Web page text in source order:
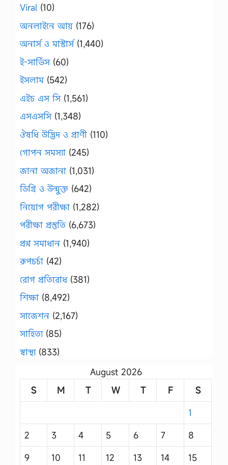
Viral (10)
অনলাইনে আয় (176)
অনার্স ও মাস্টার্স(1,440)
ই-সার্ভিস(60)
ইসলাম(542)
এইচ এস সি(1,561)
এসএসসি(1,348)
ঔষধি উদ্ভিদ ও প্রাণী (110)
গোপন সমস্যা (245)
জানা অজানা (1,031)
ডিগ্রি ও উন্মুক্ত (642)
নিয়োগ পরীক্ষা (1,282)
পরীক্ষা প্রস্তুতি (6,673)
প্রশ্ন সমাধান (1,940)
রূপচর্চা (42)
রোগ প্রতিরোধ(381)
শিক্ষা (8,492)
সাজেশন (2,167)
সাহিত্য(85)
স্বাস্থ্য(833)
August 2026
S
M T W T F
S
1
2
3 4 5 6 7
8
9
10 11 12 13 14 15